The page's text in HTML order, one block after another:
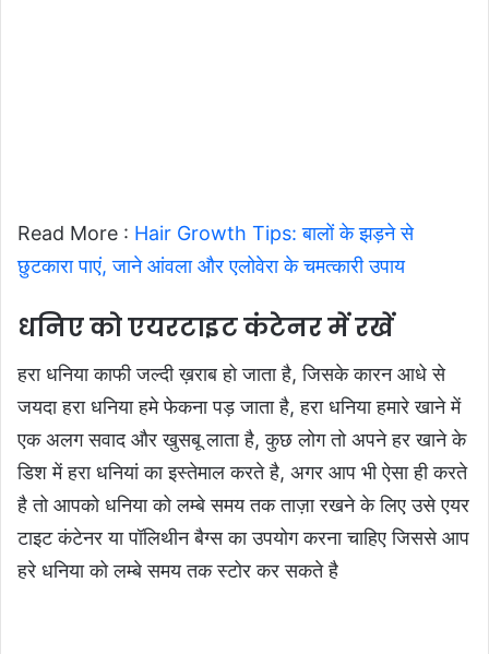
Read More : Hair Growth Tips: बालों के झड़ने से
छुटकारा पाएं, जाने आंवला और एलोवेरा के चमत्कारी उपाय
धनिए को एयरटाइट कंटेनर में रखें
हरा धनिया काफी जल्दी ख़राब हो जाता है, जिसके कारन आधे से
जयदा हरा धनिया हमे फेकना पड़ जाता है, हरा धनिया हमारे खाने में
एक अलग सवाद और खुसबू लाता है, कुछ लोग तो अपने हर खाने के
डिश में हरा धनियां का इस्तेमाल करते है, अगर आप भी ऐसा ही करते
है तो आपको धनिया को लम्बे समय तक ताज़ा रखने के लिए उसे एयर
टाइट कंटेनर या पॉलिथीन बैग्स का उपयोग करना चाहिए जिससे आप
हरे धनिया को लम्बे समय तक स्टोर कर सकते है